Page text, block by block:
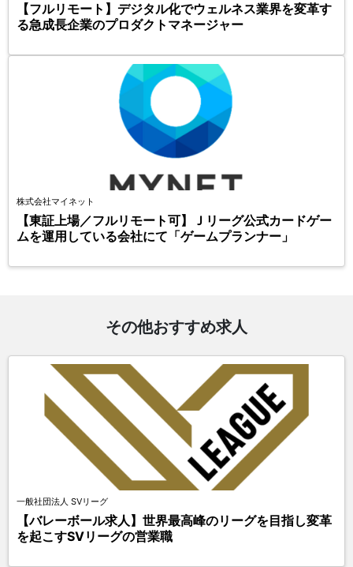
【フルリモート】デジタル化でウェルネス業界を変革す
る急成長企業のプロダクトマネージャー
株式会社マイネット
【東証上場／フルリモート可】Ｊリーグ公式カードゲー
ムを運用している会社にて「ゲームプランナー」
その他おすすめ求人
一般社団法人 SVリーグ
【バレーボール求人】世界最高峰のリーグを目指し変革
を起こすSVリーグの営業職